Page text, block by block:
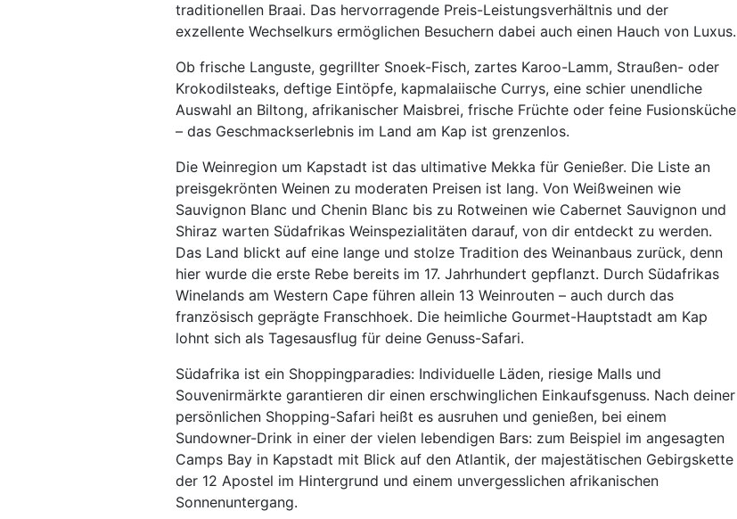
traditionellen Braai. Das hervorragende Preis-Leistungsverhältnis und der
exzellente Wechselkurs ermöglichen Besuchern dabei auch einen Hauch von Luxus.
Ob frische Languste, gegrillter Snoek-Fisch, zartes Karoo-Lamm, Straußen- oder
Krokodilsteaks, deftige Eintöpfe, kapmalaiische Currys, eine schier unendliche
Auswahl an Biltong, afrikanischer Maisbrei, frische Früchte oder feine Fusionsküche
– das Geschmackserlebnis im Land am Kap ist grenzenlos.
Die Weinregion um Kapstadt ist das ultimative Mekka für Genießer. Die Liste an
preisgekrönten Weinen zu moderaten Preisen ist lang. Von Weißweinen wie
Sauvignon Blanc und Chenin Blanc bis zu Rotweinen wie Cabernet Sauvignon und
Shiraz warten Südafrikas Weinspezialitäten darauf, von dir entdeckt zu werden.
Das Land blickt auf eine lange und stolze Tradition des Weinanbaus zurück, denn
hier wurde die erste Rebe bereits im 17. Jahrhundert gepflanzt. Durch Südafrikas
Winelands am Western Cape führen allein 13 Weinrouten – auch durch das
französisch geprägte Franschhoek. Die heimliche Gourmet-Hauptstadt am Kap
lohnt sich als Tagesausflug für deine Genuss-Safari.
Südafrika ist ein Shoppingparadies: Individuelle Läden, riesige Malls und
Souvenirmärkte garantieren dir einen erschwinglichen Einkaufsgenuss. Nach deiner
persönlichen Shopping-Safari heißt es ausruhen und genießen, bei einem
Sundowner-Drink in einer der vielen lebendigen Bars: zum Beispiel im angesagten
Camps Bay in Kapstadt mit Blick auf den Atlantik, der majestätischen Gebirgskette
der 12 Apostel im Hintergrund und einem unvergesslichen afrikanischen
Sonnenuntergang.